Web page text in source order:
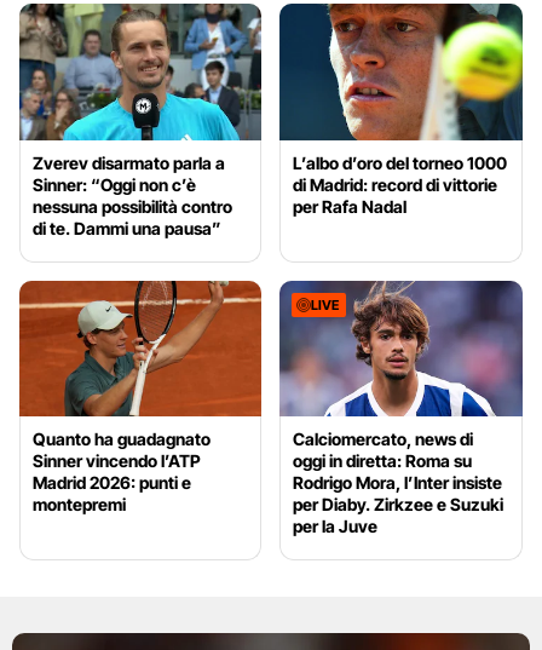
Zverev disarmato parla a
Sinner: “Oggi non c’è
nessuna possibilità contro
di te. Dammi una pausa”
L’albo d’oro del torneo 1000
di Madrid: record di vittorie
per Rafa Nadal
Quanto ha guadagnato
Sinner vincendo l’ATP
Madrid 2026: punti e
montepremi
LIVE
Calciomercato, news di
oggi in diretta: Roma su
Rodrigo Mora, l’Inter insiste
per Diaby. Zirkzee e Suzuki
per la Juve